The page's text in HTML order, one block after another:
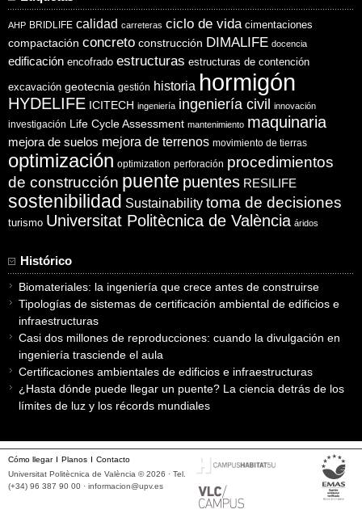
AHP BRIDLIFE calidad carreteras ciclo de vida cimentaciones
compactación concreto construcción DIMALIFE docencia
edificación encofrado estructuras estructuras de contención
excavación geotecnia gestión historia hormigón
HYDELIFE ICITECH ingeniería ingeniería civil innovación
investigación Life Cycle Assessment mantenimiento maquinaria
mejora de suelos mejora de terrenos movimiento de tierras
optimización optimization perforación procedimientos
de construcción puente puentes RESILIFE
sostenibilidad Sustainability toma de decisiones
turismo Universitat Politècnica de València áridos
Histórico
Biomateriales: la ingeniería que crece antes de construirse
Tipologías de sistemas de certificación ambiental de edificios e
infraestructuras
Casi dos millones de reproducciones: cuando la divulgación en
ingeniería trasciende el aula
Certificaciones ambientales de edificios e infraestructuras
¿Hasta dónde puede llegar un puente? La ciencia detrás de los
límites de luz y los récords mundiales
Cómo llegar Planos
Contacto
Universitat Politècnica de València © 2026 · Tel.
(+34) 96 387 90 00 · informacion@upv.es